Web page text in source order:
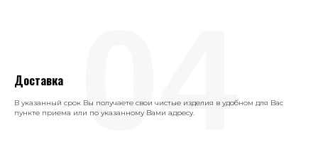
Доставка
В указанный срок Вы получаете свои чистые изделия в удобном для Вас
пункте приема или по указанному Вами адресу.
04